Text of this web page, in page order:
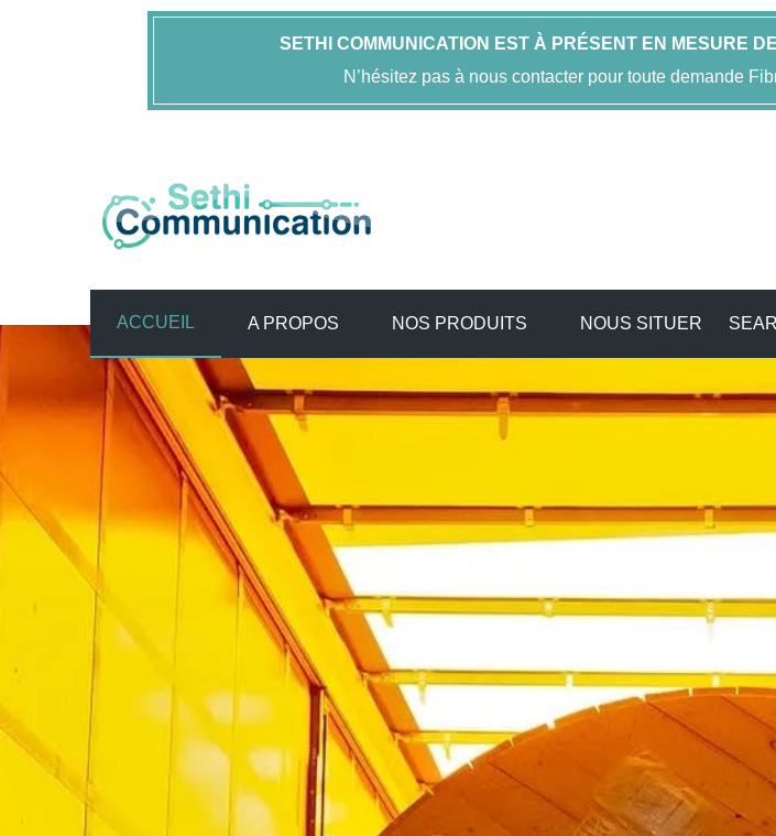
SETHI COMMUNICATION EST À PRÉSENT EN MESURE
N’hésitez pas à nous contacter pour toute demande
ACCUEIL A PROPOS NOS PRODUITS NOUS SITUER